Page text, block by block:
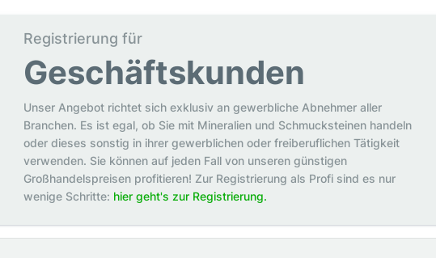
Registrierung für
Geschäftskunden
Unser Angebot richtet sich exklusiv an gewerbliche Abnehmer aller
Branchen. Es ist egal, ob Sie mit Mineralien und Schmucksteinen handeln
oder dieses sonstig in ihrer gewerblichen oder freiberuflichen Tätigkeit
verwenden. Sie können auf jeden Fall von unseren günstigen
Großhandelspreisen profitieren! Zur Registrierung als Profi sind es nur
wenige Schritte: hier geht's zur Registrierung.